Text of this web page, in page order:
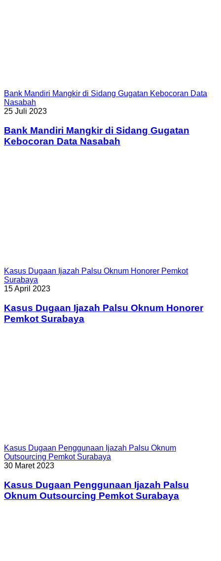
Bank Mandiri Mangkir di Sidang Gugatan Kebocoran Data
Nasabah
25 Juli 2023
Bank Mandiri Mangkir di Sidang Gugatan
Kebocoran Data Nasabah
Kasus Dugaan Ijazah Palsu Oknum Honorer Pemkot
Surabaya
15 April 2023
Kasus Dugaan Ijazah Palsu Oknum Honorer
Pemkot Surabaya
Kasus Dugaan Penggunaan Ijazah Palsu Oknum
Outsourcing Pemkot Surabaya
30 Maret 2023
Kasus Dugaan Penggunaan Ijazah Palsu
Oknum Outsourcing Pemkot Surabaya